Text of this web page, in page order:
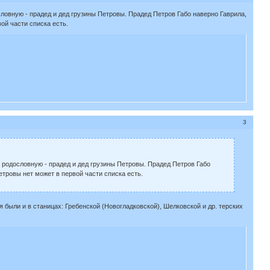
- прадед и дед грузины Петровы. Прадед Петров Габо наверно Гаврила,
части списка есть.
3
- прадед и дед грузины Петровы. Прадед Петров Габо
нет может в первой части списка есть.
были и в станицах: Гребенской (Новогладковской), Шелковской и др. терских